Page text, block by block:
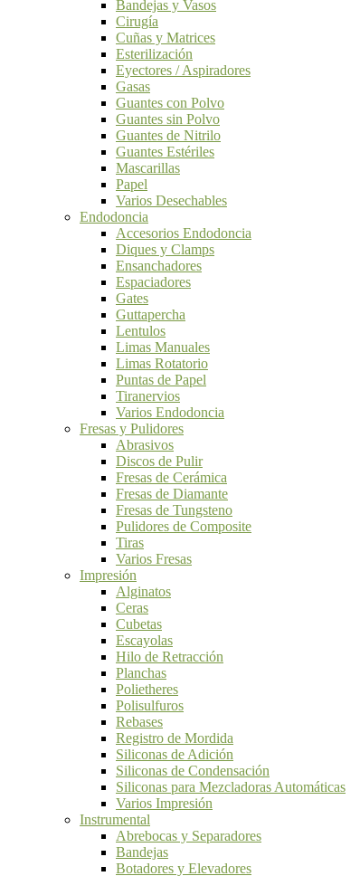
Bandejas y Vasos
Cirugía
Cuñas y Matrices
Esterilización
Eyectores / Aspiradores
Gasas
Guantes con Polvo
Guantes sin Polvo
Guantes de Nitrilo
Guantes Estériles
Mascarillas
Papel
Varios Desechables
Endodoncia
Accesorios Endodoncia
Diques y Clamps
Ensanchadores
Espaciadores
Gates
Guttapercha
Lentulos
Limas Manuales
Limas Rotatorio
Puntas de Papel
Tiranervios
Varios Endodoncia
Fresas y Pulidores
Abrasivos
Discos de Pulir
Fresas de Cerámica
Fresas de Diamante
Fresas de Tungsteno
Pulidores de Composite
Tiras
Varios Fresas
Impresión
Alginatos
Ceras
Cubetas
Escayolas
Hilo de Retracción
Planchas
Polietheres
Polisulfuros
Rebases
Registro de Mordida
Siliconas de Adición
Siliconas de Condensación
Siliconas para Mezcladoras Automáticas
Varios Impresión
Instrumental
Abrebocas y Separadores
Bandejas
Botadores y Elevadores